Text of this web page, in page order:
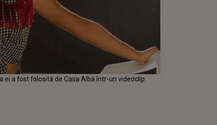
ei a fost folosită de Casa Albă într-un videoclip